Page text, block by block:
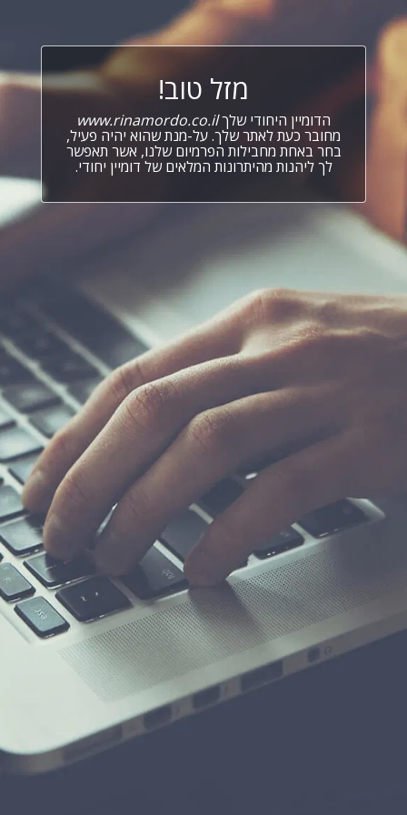
מזל טוב!
הדומיין היחודי שלךwww.rinamordo.co.il
מחובר כעת לאתר שלך. על-מנת שהוא יהיה פעיל,
בחר באחת מחבילות הפרמיום שלנו, אשר תאפשר
לך ליהנות מהיתרונות המלאים של דומיין יחודי.